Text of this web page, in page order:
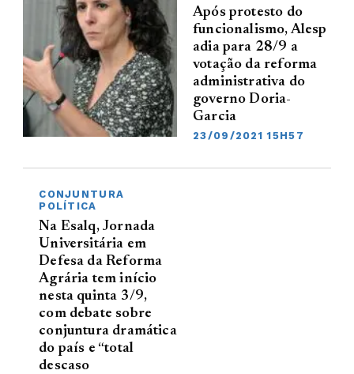
Após protesto do
funcionalismo, Alesp
adia para 28/9 a
votação da reforma
administrativa do
governo Doria-
Garcia
23/09/2021 15H57
CONJUNTURA
POLÍTICA
Na Esalq, Jornada
Universitária em
Defesa da Reforma
Agrária tem início
nesta quinta 3/9,
com debate sobre
conjuntura dramática
do país e “total
descaso